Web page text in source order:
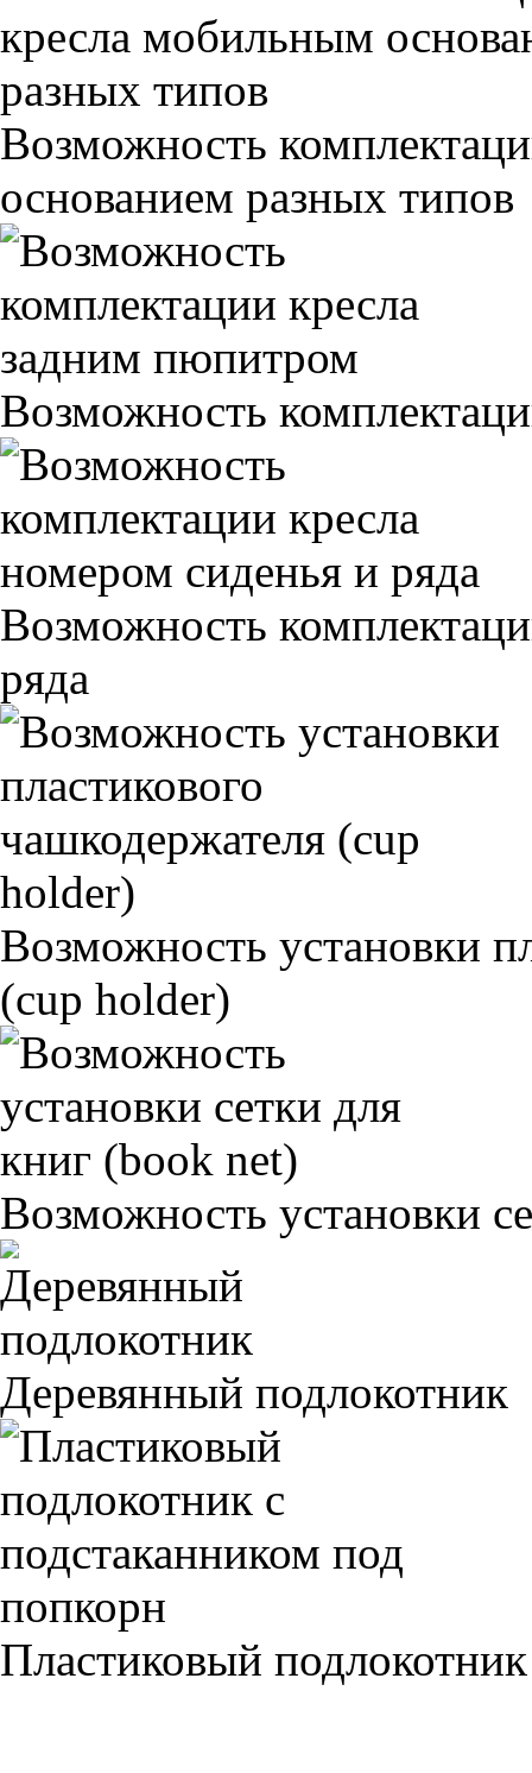
Возможность
основанием разных типов
Возможность
Возможность
ряда
Возможность установки
(cup holder)
Возможность установки
Деревянный подлокотник
Пластиковый